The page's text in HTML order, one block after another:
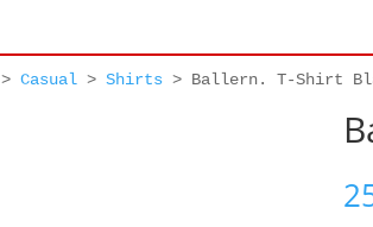
>Casual >Shirts > Ballern. T-Shirt